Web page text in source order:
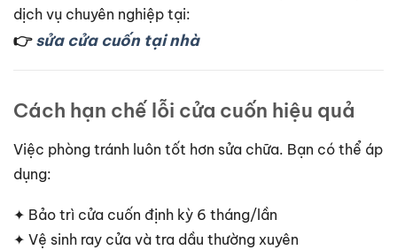
dịch vụ chuyên nghiệp tại:
👉sửa cửa cuốn tại nhà
Cách hạn chế lỗi cửa cuốn hiệu quả
Việc phòng tránh luôn tốt hơn sửa chữa. Bạn có thể áp
dụng:
✦ Bảo trì cửa cuốn định kỳ 6 tháng/lần
✦ Vệ sinh ray cửa và tra dầu thường xuyên